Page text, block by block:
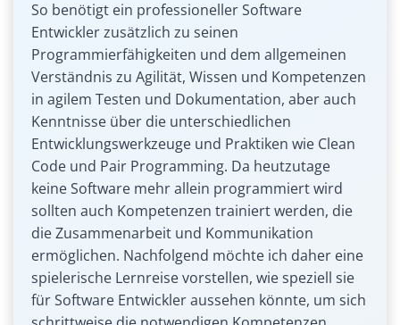
So benötigt ein professioneller Software
Entwickler zusätzlich zu seinen
Programmierfähigkeiten und dem allgemeinen
Verständnis zu Agilität, Wissen und Kompetenzen
in agilem Testen und Dokumentation, aber auch
Kenntnisse über die unterschiedlichen
Entwicklungswerkzeuge und Praktiken wie Clean
Code und Pair Programming. Da heutzutage
keine Software mehr allein programmiert wird
sollten auch Kompetenzen trainiert werden, die
die Zusammenarbeit und Kommunikation
ermöglichen. Nachfolgend möchte ich daher eine
spielerische Lernreise vorstellen, wie speziell sie
für Software Entwickler aussehen könnte, um sich